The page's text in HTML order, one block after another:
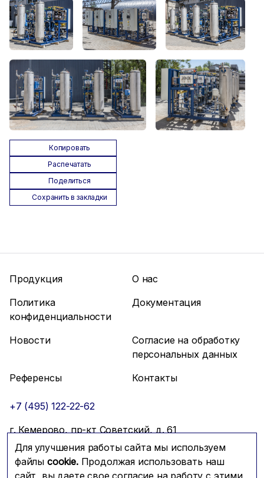
Копировать
Распечатать
Поделиться
Сохранить в закладки
Для улучшения работы сайта мы используем
файлы cookie.Продолжая использовать наш
сайт, вы даете свое согласие на работу с этими
Продукция
О нас
Политика
конфиденциальности
Документация
Новости
Согласие на обработку
персональных данных
Референсы
Контакты
+7 (495) 122-22-62
г. Кемерово, пр-кт Советский, д. 61
info@mfmc.ru
Связаться с нами